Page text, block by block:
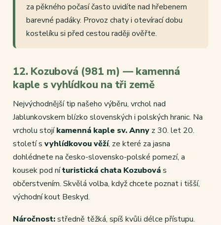
za pěkného počasí často uvidíte nad hřebenem
barevné padáky. Provoz chaty i otevírací dobu
kostelíku si před cestou raději ověřte.
12. Kozubová (981 m) — kamenná
kaple s vyhlídkou na tři země
Nejvýchodnější tip našeho výběru, vrchol nad
Jablunkovskem blízko slovenských i polských hranic. Na
vrcholu stojíkamenná kaple sv. Anny z 30. let 20.
století s vyhlídkovou věží, ze které za jasna
dohlédnete na česko-slovensko-polské pomezí, a
kousek pod níturistická chata Kozubovás
občerstvením. Skvělá volba, když chcete poznat i tišší,
východní kout Beskyd.
Náročnost:středně těžká, spíš kvůli délce přístupu.